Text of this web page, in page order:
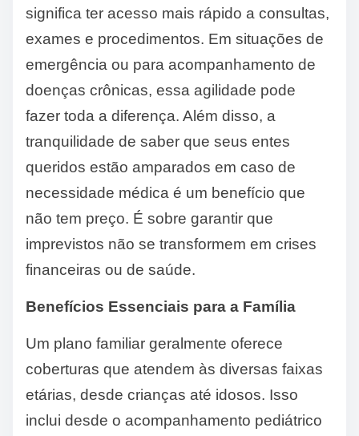
significa ter acesso mais rápido a consultas,
exames e procedimentos. Em situações de
emergência ou para acompanhamento de
doenças crônicas, essa agilidade pode
fazer toda a diferença. Além disso, a
tranquilidade de saber que seus entes
queridos estão amparados em caso de
necessidade médica é um benefício que
não tem preço. É sobre garantir que
imprevistos não se transformem em crises
financeiras ou de saúde.
Benefícios Essenciais para a Família
Um plano familiar geralmente oferece
coberturas que atendem às diversas faixas
etárias, desde crianças até idosos. Isso
inclui desde o acompanhamento pediátrico